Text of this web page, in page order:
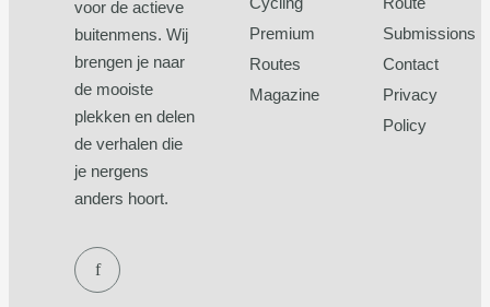
voor de actieve
buitenmens. Wij
brengen je naar
de mooiste
plekken en delen
de verhalen die
je nergens
anders hoort.
f
Premium
Routes
Magazine
Submissions
Contact
Privacy
Policy